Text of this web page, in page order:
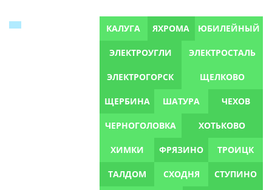
КАЛУГА ЯХРОМА ЮБИЛЕЙНЫЙ
ЭЛЕКТРОУГЛИ ЭЛЕКТРОСТАЛЬ
ЭЛЕКТРОГОРСК ЩЕЛКОВО
ЩЕРБИНА ШАТУРА ЧЕХОВ
ЧЕРНОГОЛОВКА ХОТЬКОВО
ХИМКИ ФРЯЗИНО ТРОИЦК
ТАЛДОМ СХОДНЯ СТУПИНО